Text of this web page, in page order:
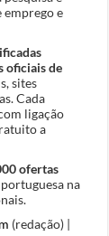
emprego e
oficiais de
sites
Cada
ligação
a
ofertas
na
(redação) |